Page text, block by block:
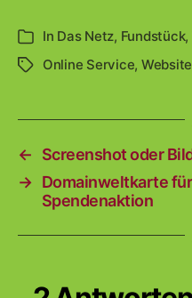
Kategorien
In Das Netz, Fundstück,
Schlagwörter
Online Service,
←
Screenshot oder
→ Domainweltkarte
Spendenaktion